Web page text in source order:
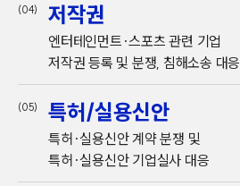
(04) 저작권
엔터테인먼트·스포츠 관련 기업
저작권 등록 및 분쟁, 침해소송 대응
(05) 특허/실용신안
특허·실용신안 계약 분쟁 및
특허·실용신안 기업실사 대응